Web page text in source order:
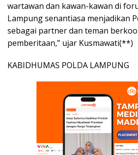
wartawan dan kawan-kawan di
Lampung senantiasa menjadikan
sebagai partner dan teman
pemberitaan,” ujar Kusmawati(**)
KABIDHUMAS POLDA LAMPUNG